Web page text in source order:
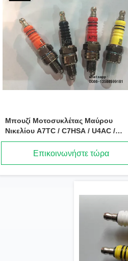
Μπουζί Μοτοσυκλέτας Μαύρου
Νικελίου A7TC / C7HSA / U4AC /
RZ7HC Για YAMAHA HONDA
Επικοινωνήστε τώρα